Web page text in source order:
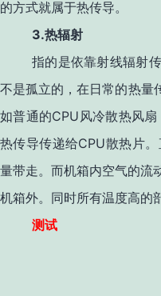
的方式就属于热传导。
3.热辐射
指的是依靠射线辐射
不是孤立的，在日常的热量
如普通的CPU 风冷散热风扇
热传导传递给CPU散热片
量带走。而机箱内空气的流
机箱外。同时所有温度高的
测试